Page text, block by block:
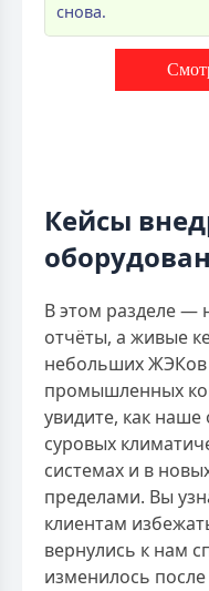
снова.
Кейсы
В этом разделе —
отчёты, а живые
небольших ЖЭКов
промышленных
увидите, как
суровых
системах и в
пределами. Вы
клиентам
вернулись к нам
изменилось